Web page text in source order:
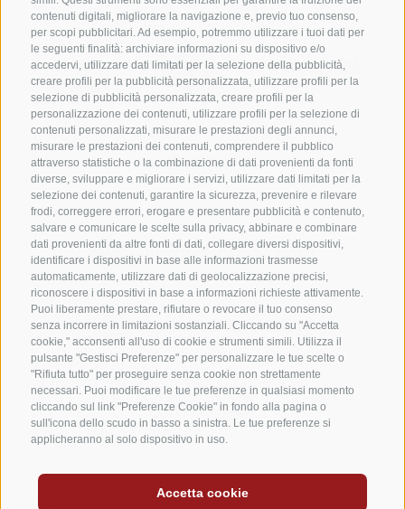
contenuti digitali, migliorare la navigazione e, previo tuo consenso,
per scopi pubblicitari. Ad esempio, potremmo utilizzare i tuoi dati per
le seguenti finalità: archiviare informazioni su dispositivo e/o
accedervi, utilizzare dati limitati per la selezione della pubblicità,
creare profili per la pubblicità personalizzata, utilizzare profili per la
selezione di pubblicità personalizzata, creare profili per la
personalizzazione dei contenuti, utilizzare profili per la selezione di
contenuti personalizzati, misurare le prestazioni degli annunci,
misurare le prestazioni dei contenuti, comprendere il pubblico
attraverso statistiche o la combinazione di dati provenienti da fonti
diverse, sviluppare e migliorare i servizi, utilizzare dati limitati per la
selezione dei contenuti, garantire la sicurezza, prevenire e rilevare
frodi, correggere errori, erogare e presentare pubblicità e contenuto,
salvare e comunicare le scelte sulla privacy, abbinare e combinare
dati provenienti da altre fonti di dati, collegare diversi dispositivi,
identificare i dispositivi in base alle informazioni trasmesse
automaticamente, utilizzare dati di geolocalizzazione precisi,
riconoscere i dispositivi in base a informazioni richieste attivamente.
Puoi liberamente prestare, rifiutare o revocare il tuo consenso
senza incorrere in limitazioni sostanziali. Cliccando su "Accetta
cookie," acconsenti all'uso di cookie e strumenti simili. Utilizza il
pulsante "Gestisci Preferenze" per personalizzare le tue scelte o
"Rifiuta tutto" per proseguire senza cookie non strettamente
necessari. Puoi modificare le tue preferenze in qualsiasi momento
cliccando sul link "Preferenze Cookie" in fondo alla pagina o
sull'icona dello scudo in basso a sinistra. Le tue preferenze si
applicheranno al solo dispositivo in uso.
Accetta cookie
IT01714090212